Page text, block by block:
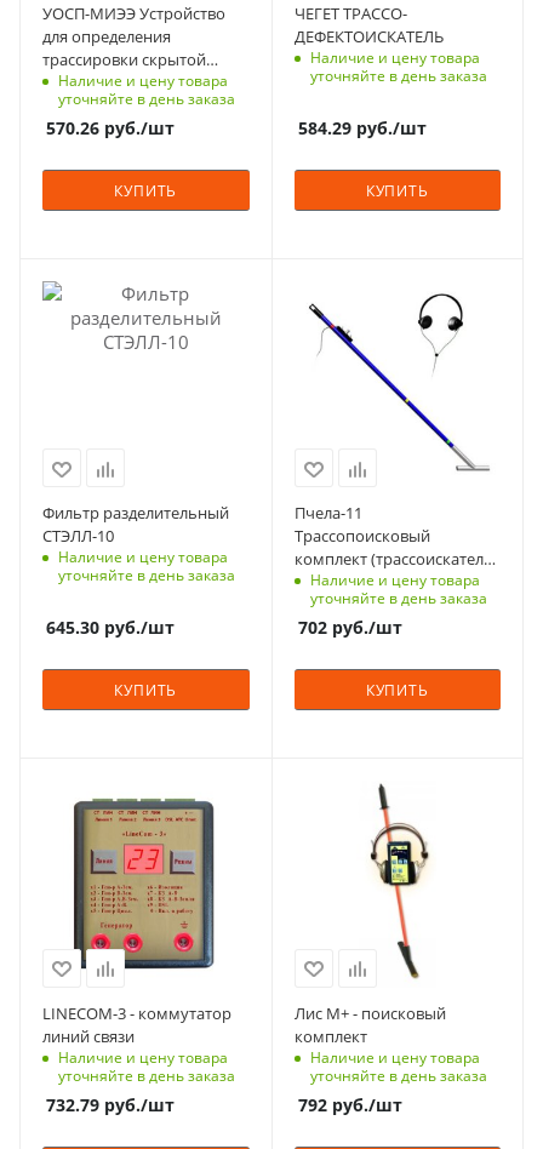
УОСП-МИЭЭ Устройство
для определения
трассировки скрытой
электропроводки и
глубины ее залегания
Наличие и цену товара
уточняйте в день заказа
570.26 руб./шт
КУПИТЬ
ЧЕГЕТ ТРАССО-
ДЕФЕКТОИСКАТЕЛЬ
Наличие и цену товара
уточняйте в день заказа
584.29руб./шт
КУПИТЬ
Фильтр разделительный
СТЭЛЛ-10
Наличие и цену товара
уточняйте в день заказа
645.30 руб./шт
КУПИТЬ
Пчела-11
Трассопоисковый
комплект (трассоискатель
и генератор)
Наличие и цену товара
уточняйте в день заказа
702руб./шт
КУПИТЬ
LINECOM-3 - коммутатор
линий связи
Наличие и цену товара
уточняйте в день заказа
732.79 руб./шт
Лис М+ - поисковый
комплект
Наличие и цену товара
уточняйте в день заказа
792руб./шт